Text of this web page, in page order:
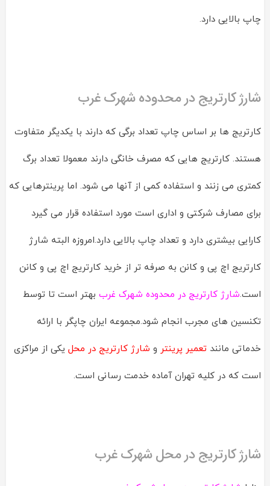
چاپ بالایی دارد.
شارژ کارتریج در محدوده شهرک غرب
کارتریج ها بر اساس چاپ تعداد برگی که دارند با یکدیگر متفاوت
هستند. کارتریج هایی که مصرف خانگی دارند معمولا تعداد برگ
کمتری می زنند و استفاده کمی از آنها می شود. اما پرینترهایی که
برای مصارف شرکتی و اداری است مورد استفاده قرار می گیرد
کارایی بیشتری دارد و تعداد چاپ بالایی دارد.امروزه البته شارژ
کارتریج اچ پی و کانن به صرفه تر از خرید کارتریج اچ پی و کانن
است.شارژ کارتریج در محدوده شهرک غرب بهتر است تا توسط
تکنسین های مجرب انجام شود.مجموعه ایران چاپگر با ارائه
خدماتی مانند تعمیر پرینتر و شارژ کارتریج در محل یکی از مراکزی
است که در کلیه تهران آماده خدمت رسانی است.
شارژ کارتریج در محل شهرک غرب